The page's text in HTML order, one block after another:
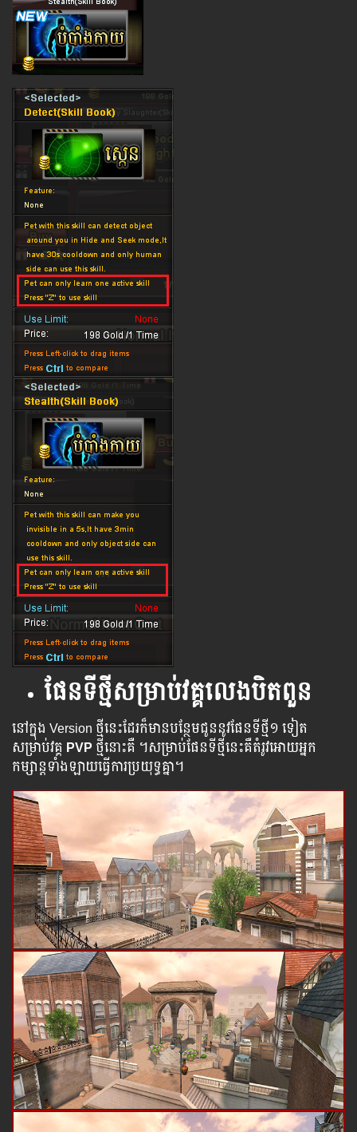
ផែនទីថ្មីសម្រាប់វគ្គលេងបិតពួន
នៅក្នុង Version ថ្មី​នេះ​ដែរ​ក៏​មាន​បន្ថែម​ជូន​នូវ​ផែន​ទីថ្មី​១ ទៀត​
សម្រាប់​វគ្គ​ PVP ​ថ្មីនោះគឺ ។​​សម្រាប់​ផែន​ទី​ថ្មី​​នេះ​គឺ​តំរូវ​អោយ​អ្នក​
កម្សាន្ត​​ទាំង​ឡាយ​​ធ្វើ​ការ​ប្រយុទ្ធ​គ្នា​។​